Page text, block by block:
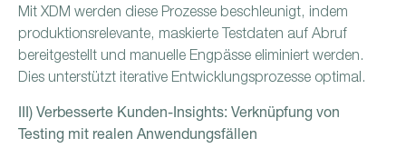
Mit XDM werden diese Prozesse beschleunigt, indem
produktionsrelevante, maskierte Testdaten auf Abruf
bereitgestellt und manuelle Engpässe eliminiert werden.
Dies unterstützt iterative Entwicklungsprozesse optimal.
III) Verbesserte Kunden-Insights: Verknüpfung von
Testing mit realen Anwendungsfällen